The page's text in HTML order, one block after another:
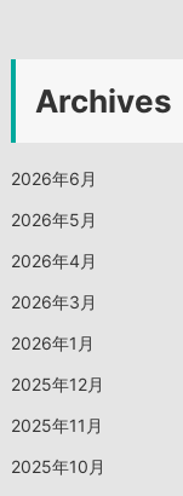
Archives
2026年6月
2026年5月
2026年4月
2026年3月
2026年1月
2025年12月
2025年11月
2025年10月